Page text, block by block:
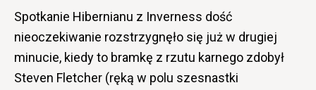
Spotkanie Hibernianu z Inverness dość
nieoczekiwanie rozstrzygnęło się już w drugiej
minucie, kiedy to bramkę z rzutu karnego zdobył
Steven Fletcher (ręką w polu szesnastki